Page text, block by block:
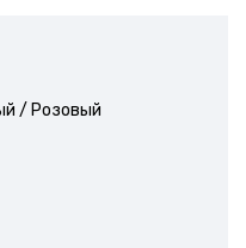
/ Розовый